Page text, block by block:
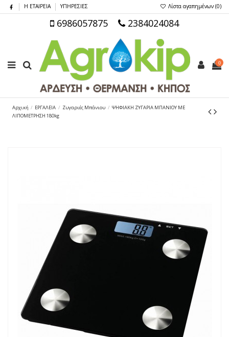
Η ΕΤΑΙΡΕΙΑ ΥΠΗΡΕΣΙΕΣ Λίστα αγαπημένων (0)
6986057875 2384024084
0
Αρχική ΕΡΓΑΛΕΙΑ Ζυγαριές Μπάνιου
ΨΗΦΙΑΚΗ ΖΥΓΑΡΙΑ ΜΠΑΝΙΟΥ ΜΕ
ΛΙΠΟΜΕΤΡΗΣΗ 180kg